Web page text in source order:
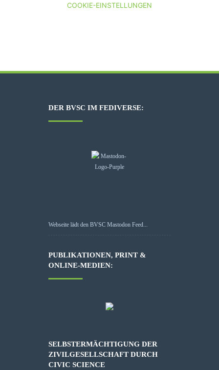
COOKIE-EINSTELLUNGEN
DER BVSC IM FEDIVERSE:
Webseite lädt den BVSC Mastodon Feed...
PUBLIKATIONEN, PRINT &
ONLINE-MEDIEN:
SELBSTERMÄCHTIGUNG DER
ZIVILGESELLSCHAFT DURCH
CIVIC SCIENCE